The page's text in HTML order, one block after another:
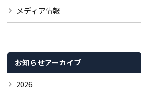
メディア情報
お知らせアーカイブ
2026